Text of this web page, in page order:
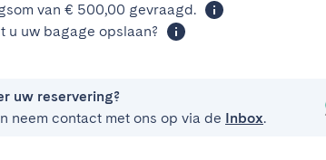
van € 500,00 gevraagd.
u uw bagage opslaan?
uw reservering?
neem contact met ons op via de Inbox.